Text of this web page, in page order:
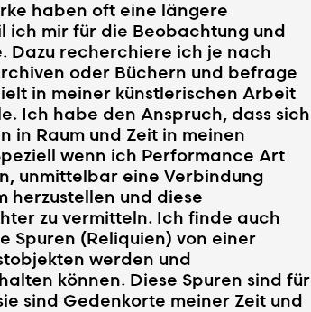
haben oft eine längere
ich mir für die Beobachtung und
Dazu recherchiere ich je nach
oder Büchern und befrage
in meiner künstlerischen Arbeit
Ich habe den Anspruch, dass sich
in Raum und Zeit in meinen
wenn ich Performance Art
unmittelbar eine Verbindung
herzustellen und diese
zu vermitteln. Ich finde auch
Spuren (Reliquien) von einer
werden und
können. Diese Spuren sind für
sind Gedenkorte meiner Zeit und